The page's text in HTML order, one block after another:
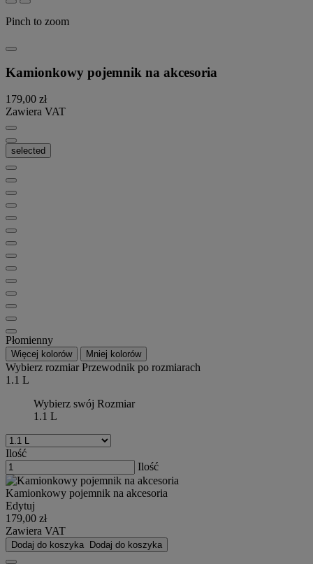
Pinch to zoom
Kamionkowy pojemnik na akcesoria
179,00 zł
Zawiera VAT
selected
Płomienny
Więcej kolorów Mniej kolorów
Wybierz rozmiarPrzewodnik po rozmiarach
1.1 L
Wybierz swój Rozmiar
1.1 L
Ilość
Ilość
Kamionkowy pojemnik na akcesoria
Edytuj
179,00 zł
Zawiera VAT
Dodaj do koszyka Dodaj do koszyka